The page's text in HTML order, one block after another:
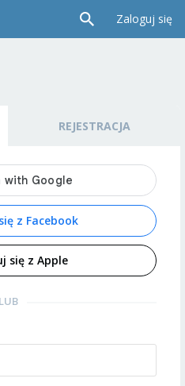
Zaloguj się
REJESTRACJA
z Facebook
się z Apple
LUB